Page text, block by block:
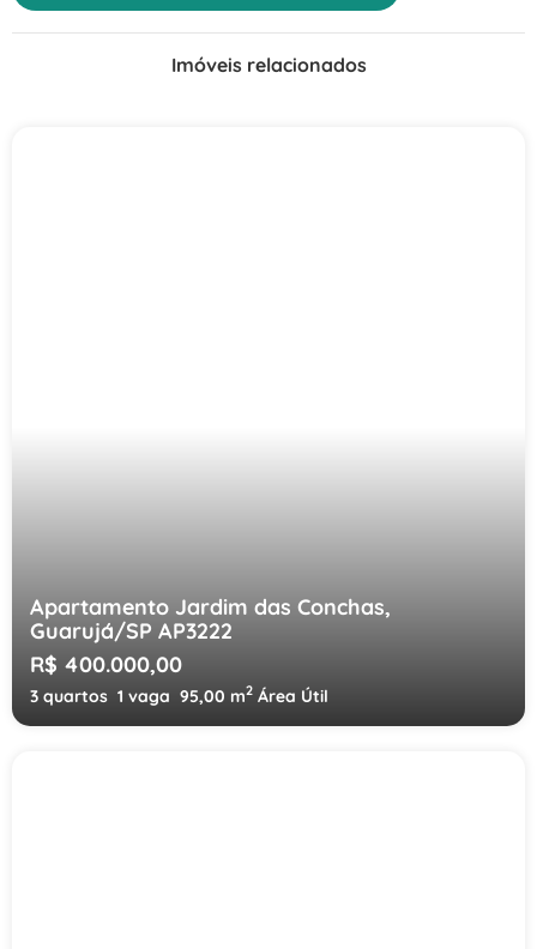
Imóveis relacionados
Apartamento Jardim das Conchas,
Guarujá/SP AP3222
R$ 400.000,00
3 quartos 1 vaga 95,00 m2 Área Útil